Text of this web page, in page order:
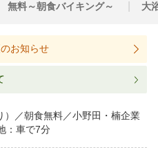
無料～朝食バイキング～ 大
お知らせ
）／朝食無料／小野田・楠企業
：車で7分